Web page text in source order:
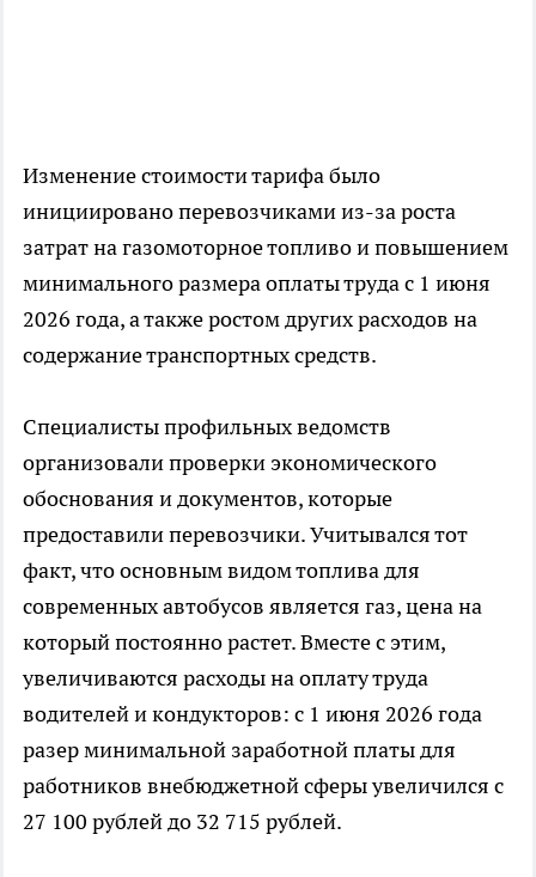
Изменение стоимости тарифа было
инициировано перевозчиками из-за роста
затрат на газомоторное топливо и повышением
минимального размера оплаты труда с 1 июня
2026 года, а также ростом других расходов на
содержание транспортных средств.
Специалисты профильных ведомств
организовали проверки экономического
обоснования и документов, которые
предоставили перевозчики. Учитывался тот
факт, что основным видом топлива для
современных автобусов является газ, цена на
который постоянно растет. Вместе с этим,
увеличиваются расходы на оплату труда
водителей и кондукторов: с 1 июня 2026 года
разер минимальной заработной платы для
работников внебюджетной сферы увеличился с
27 100 рублей до 32 715 рублей.